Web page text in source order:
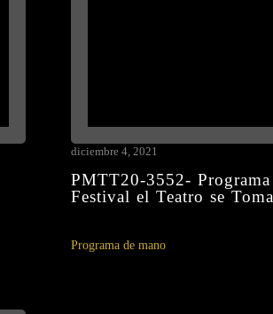
PMTT20-3552- Programa
Festival el Teatro se
diciembre 4, 2021
Programa de mano